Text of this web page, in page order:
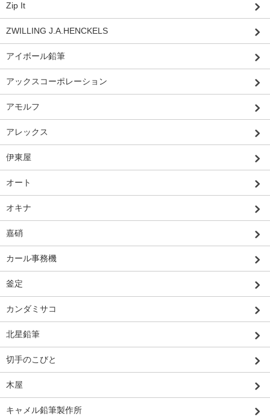
Zip It
ZWILLING J.A.HENCKELS
アイボール鉛筆
アックスコーポレーション
アモルフ
アレックス
伊東屋
オート
オキナ
嘉硝
カール事務機
釜定
カンダミサコ
北星鉛筆
切手のこびと
木屋
キャメル鉛筆製作所